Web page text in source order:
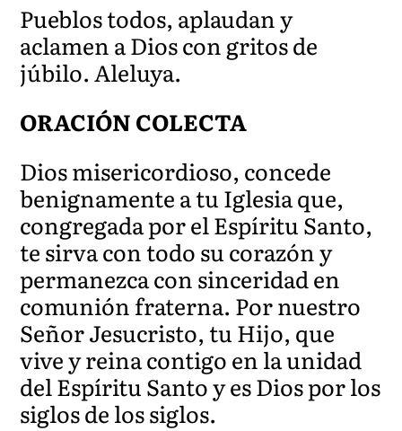
Pueblos todos, aplaudan y
aclamen a Dios con gritos de
júbilo. Aleluya.
ORACIÓN COLECTA
Dios misericordioso, concede
benignamente a tu Iglesia que,
congregada por el Espíritu Santo,
te sirva con todo su corazón y
permanezca con sinceridad en
comunión fraterna. Por nuestro
Señor Jesucristo, tu Hijo, que
vive y reina contigo en la unidad
del Espíritu Santo y es Dios por los
siglos de los siglos.